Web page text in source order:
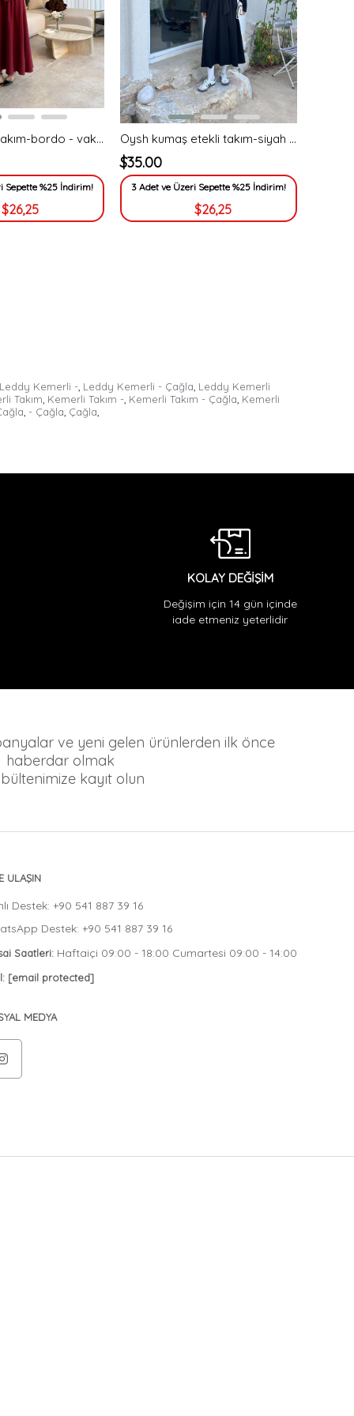
İsabel etekli takım-bordo - vakronline
Sepette %25 İndirim!
$26,25
Oysh kumaş etekli takım-siyah - vakronline
$35.00
3 Adet ve Üzeri Sepette %25 İndirim!
$26,25
Kemerli - Leddy Kemerli - Çağla Leddy Kemerli
Takım Kemerli Takım - Kemerli Takım - Çağla Kemerli
- Çağla Çağla
KOLAY DEĞİŞİM
Değişim için 14 gün içinde
iade etmeniz yeterlidir
ve yeni gelen ürünlerden ilk önce
haberdar olmak
kayıt olun
ULAŞIN
Destek: +90 541 887 39 16
Destek: +90 541 887 39 16
Saatleri: Haftaiçi 09:00 - 18:00 Cumartesi 09:00 - 14:00
[email protected]
MEDYA